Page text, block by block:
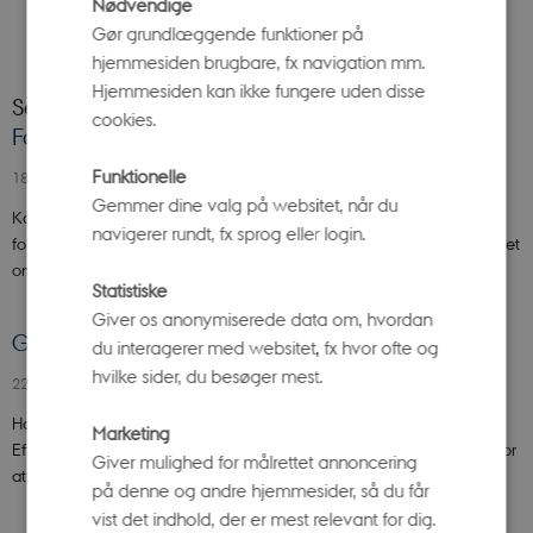
Seneste
Forårshimmel med store dyr og to planeter
18. marts 2026
Kalenderen siger forår. Men for astronomerne starter foråret ved
forårsjævndøgn 20. marts 2026. Så stjerneforevisningerne i Planetariet
om…
Guide til efterårets stjernehimmel
22. september 2025-Ole Rømer-Observatoriet
Har du også lagt mærke til, at aftenerne er blevet markant mørkere?
Efteråret og mørket følges ad. Og netop nu er der gode muligheder for
at opleve…
Gør grundlæggende funktioner på
hjemmesiden brugbare, fx navigation mm.
Hjemmesiden kan ikke fungere uden disse
cookies.
Funktionelle
Gemmer dine valg på websitet, når du
navigerer rundt, fx sprog eller login.
Statistiske
Giver os anonymiserede data om, hvordan
du interagerer med websitet, fx hvor ofte og
hvilke sider, du besøger mest.
Marketing
Giver mulighed for målrettet annoncering
på denne og andre hjemmesider, så du får
vist det indhold, der er mest relevant for dig.